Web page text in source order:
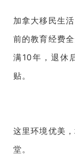
加拿大移民生
前的教育经费
满10年，退休
贴。
这里环境优美
堂。